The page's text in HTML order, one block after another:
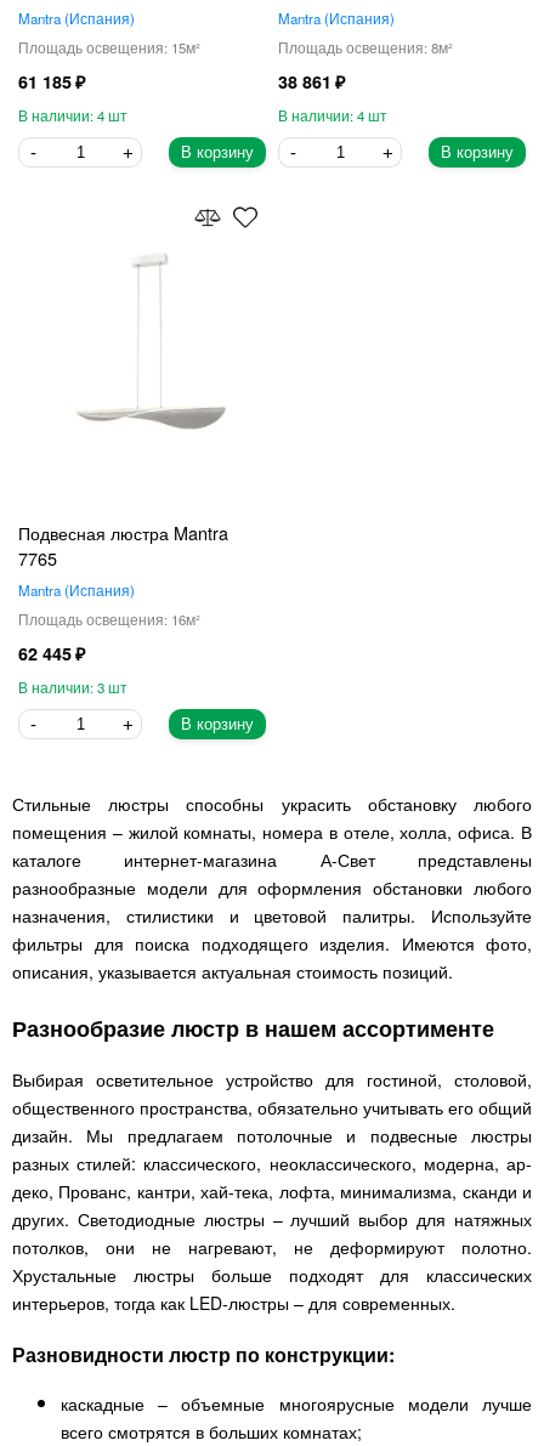
Mantra Испания
15
61 185
4
В корзину
Mantra Испания
8
38 861
4
В корзину
Подвесная люстра Mantra
7765
Mantra Испания
16
62 445
3
В корзину
Стильные люстры способны украсить обстановку любого
помещения – жилой комнаты, номера в отеле, холла, офиса. В
каталоге интернет-магазина А-Свет представлены
разнообразные модели для оформления обстановки любого
назначения, стилистики и цветовой палитры. Используйте
фильтры для поиска подходящего изделия. Имеются фото,
описания, указывается актуальная стоимость позиций.
Разнообразие люстр в нашем ассортименте
Выбирая осветительное устройство для гостиной, столовой,
общественного пространства, обязательно учитывать его общий
дизайн. Мы предлагаем потолочные и подвесные люстры
разных стилей: классического, неоклассического, модерна, ар-
деко, Прованс, кантри, хай-тека, лофта, минимализма, сканди и
других. Светодиодные люстры – лучший выбор для натяжных
потолков, они не нагревают, не деформируют полотно.
Хрустальные люстры больше подходят для классических
интерьеров, тогда как LED-люстры – для современных.
Разновидности люстр по конструкции:
каскадные – объемные многоярусные модели лучше
всего смотрятся в больших комнатах;